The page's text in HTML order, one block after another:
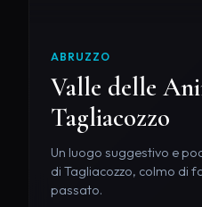
ABRUZZO
Valle delle
Tagliacozzo
Un luogo suggestivo e
di Tagliacozzo, colmo di
passato.